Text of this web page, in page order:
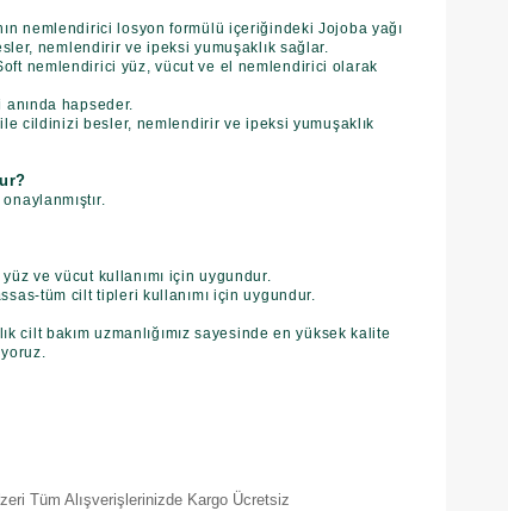
nemlendirici losyon formülü içeriğindeki Jojoba yağı
nemlendirir ve ipeksi yumuşaklık sağlar.
nemlendirici yüz, vücut ve el nemlendirici olarak
anında hapseder.
cildinizi besler, nemlendirir ve ipeksi yumuşaklık
ve vücut kullanımı için uygundur.
tüm cilt tipleri kullanımı için uygundur.
cilt bakım uzmanlığımız sayesinde en yüksek kalite
Tüm Alışverişlerinizde Kargo Ücretsiz